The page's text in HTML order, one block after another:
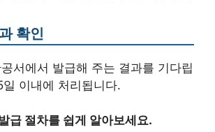
확인
서에서 발급해 주는 결과를 기다립
이내에 처리됩니다.
급 절차를 쉽게 알아보세요.